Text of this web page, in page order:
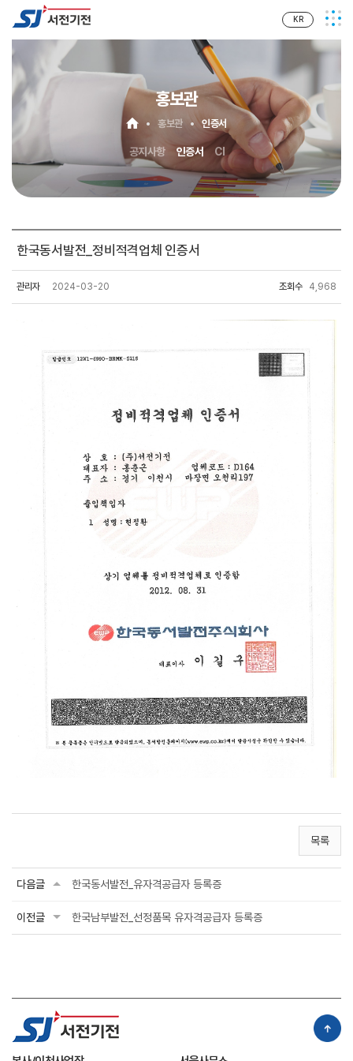
KR
홍보관
홍보관 인증서
공지사항 인증서 CI
한국동서발전_정비적격업체 인증서
관리자 2024-03-20 조회수 4,968
목록
다음글 한국동서발전_유자격공급자 등록증
이전글 한국남부발전_선정품목 유자격공급자 등록증